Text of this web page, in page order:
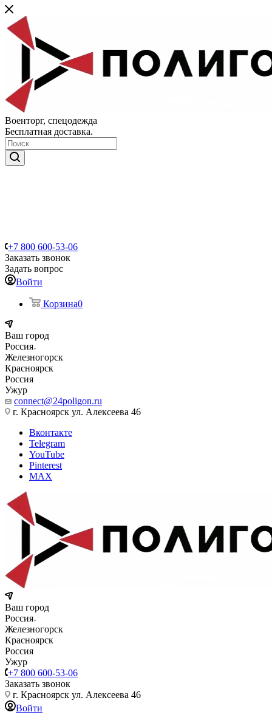
Военторг, спецодежда
Бесплатная доставка.
+7 800 600-53-06
Заказать звонок
Задать вопрос
Войти
Корзина0
Ваш город
Россия
Железногорск
Красноярск
Россия
Ужур
connect@24poligon.ru
г. Красноярск ул. Алексеева 46
Вконтакте
Telegram
YouTube
Pinterest
MAX
Ваш город
Россия
Железногорск
Красноярск
Россия
Ужур
+7 800 600-53-06
Заказать звонок
г. Красноярск ул. Алексеева 46
Войти